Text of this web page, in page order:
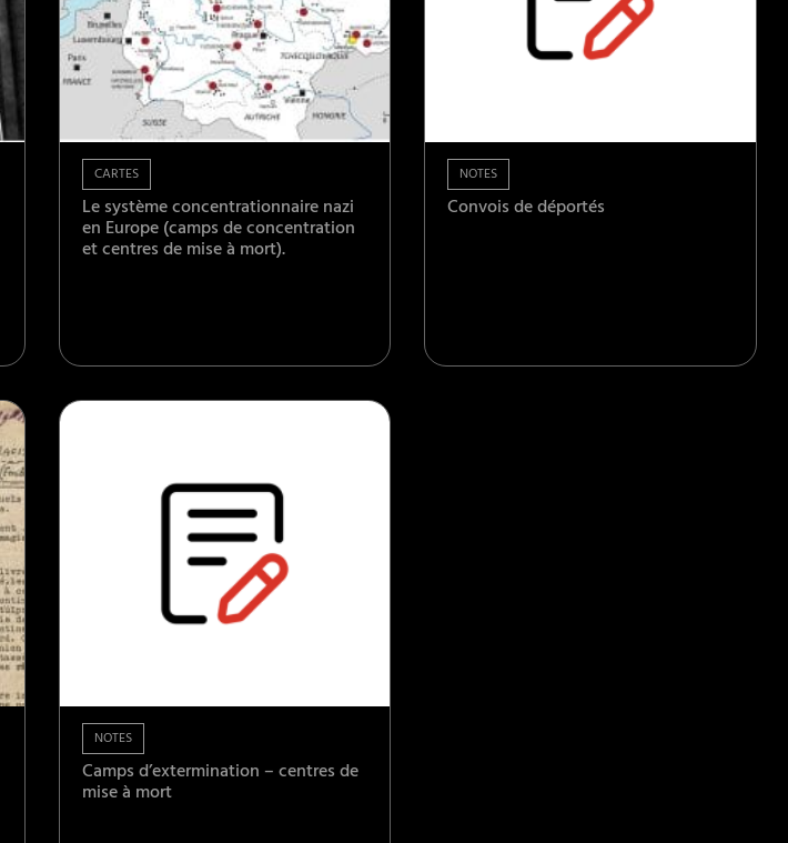
CARTES
Le système concentrationnaire nazi
en Europe (camps de concentration
et centres de mise à mort).
NOTES
Convois de déportés
NOTES
Camps d’extermination – centres de
mise à mort